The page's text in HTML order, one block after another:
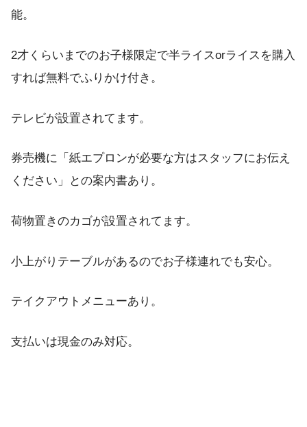
能。
2才くらいまでのお子様限定で半ライスorライスを購入
すれば無料でふりかけ付き。
テレビが設置されてます。
券売機に「紙エプロンが必要な方はスタッフにお伝え
ください」との案内書あり。
荷物置きのカゴが設置されてます。
小上がりテーブルがあるのでお子様連れでも安心。
テイクアウトメニューあり。
支払いは現金のみ対応。